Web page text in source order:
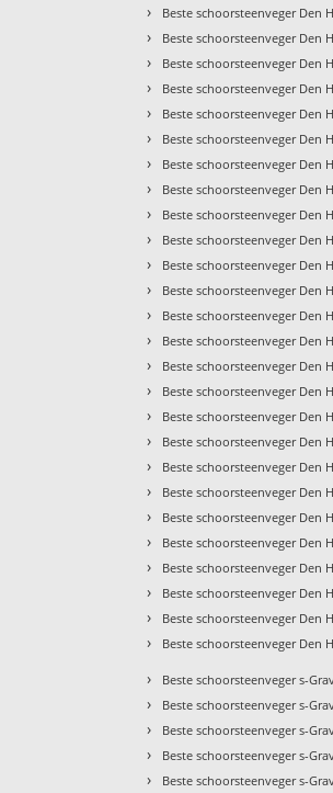
› Beste schoorsteenveger Den
› Beste schoorsteenveger Den
› Beste schoorsteenveger Den
› Beste schoorsteenveger Den
› Beste schoorsteenveger Den
› Beste schoorsteenveger Den
› Beste schoorsteenveger Den
› Beste schoorsteenveger Den
› Beste schoorsteenveger Den
› Beste schoorsteenveger Den
› Beste schoorsteenveger Den
› Beste schoorsteenveger Den
› Beste schoorsteenveger Den
› Beste schoorsteenveger Den
› Beste schoorsteenveger Den
› Beste schoorsteenveger Den
› Beste schoorsteenveger Den
› Beste schoorsteenveger Den
› Beste schoorsteenveger Den
› Beste schoorsteenveger Den
› Beste schoorsteenveger Den
› Beste schoorsteenveger Den
› Beste schoorsteenveger Den
› Beste schoorsteenveger Den
› Beste schoorsteenveger Den
› Beste schoorsteenveger Den
› Beste schoorsteenveger s-
› Beste schoorsteenveger s-
› Beste schoorsteenveger s-
› Beste schoorsteenveger s-
› Beste schoorsteenveger s-